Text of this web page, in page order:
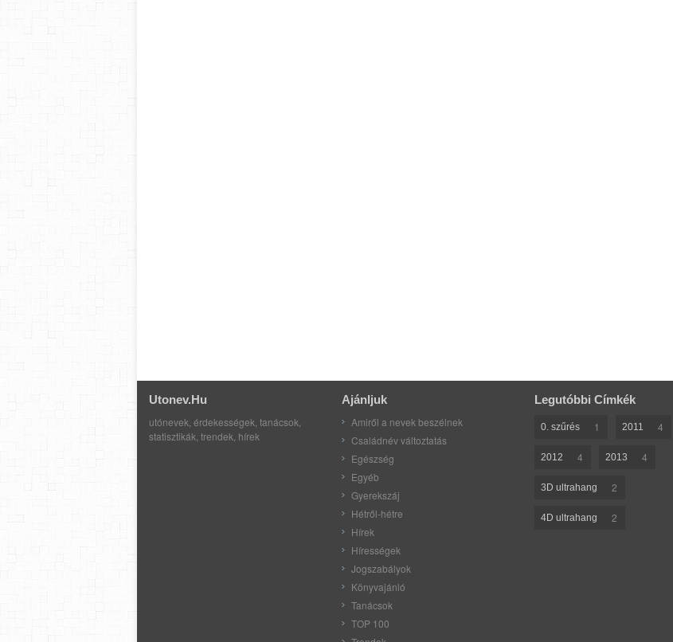
Utonev.hu
utónevek, érdekességek, tanácsok,
statisztikák, trendek, hírek
Ajánljuk
Amiről a nevek beszélnek
Családnév változtatás
Egészség
Egyéb
Gyerekszáj
Hétről-hétre
Hírek
Hírességek
Jogszabályok
Könyvajánló
Tanácsok
TOP 100
Legutóbbi Címkék
0. szűrés 1 2011 4
2012 4 2013 4
3D ultrahang 2
4D ultrahang 2